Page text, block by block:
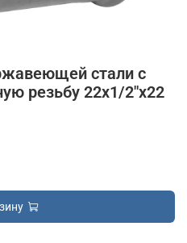
стали с
резьбу 22х1/2"х22